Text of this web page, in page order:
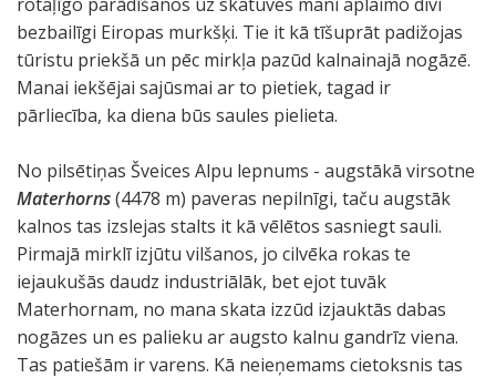
bezbailīgi Eiropas murkšķi. Tie it kā tīšuprāt padižojas
tūristu priekšā un pēc mirkļa pazūd kalnainajā nogāzē.
Manai iekšējai sajūsmai ar to pietiek, tagad ir
pārliecība, ka diena būs saules pielieta.
No pilsētiņas Šveices Alpu lepnums - augstākā virsotne
Materhorns(4478 m) paveras nepilnīgi, taču augstāk
kalnos tas izslejas stalts it kā vēlētos sasniegt sauli.
Pirmajā mirklī izjūtu vilšanos, jo cilvēka rokas te
iejaukušās daudz industriālāk, bet ejot tuvāk
Materhornam, no mana skata izzūd izjauktās dabas
nogāzes un es palieku ar augsto kalnu gandrīz viena.
Tas patiešām ir varens. Kā neieņemams cietoksnis tas